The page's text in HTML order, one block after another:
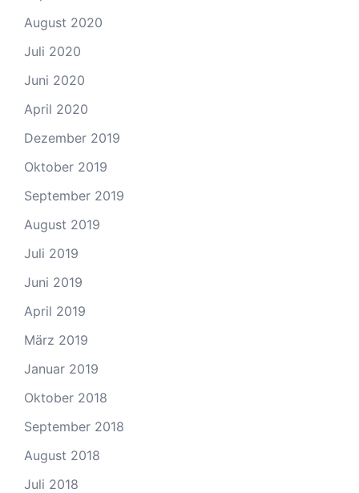
August 2020
Juli 2020
Juni 2020
April 2020
Dezember 2019
Oktober 2019
September 2019
August 2019
Juli 2019
Juni 2019
April 2019
März 2019
Januar 2019
Oktober 2018
September 2018
August 2018
Juli 2018